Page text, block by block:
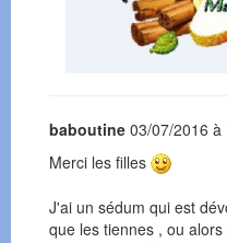
baboutine 03/07/2016 à
Merci les filles
J'ai un sédum qui est
que les tiennes , ou